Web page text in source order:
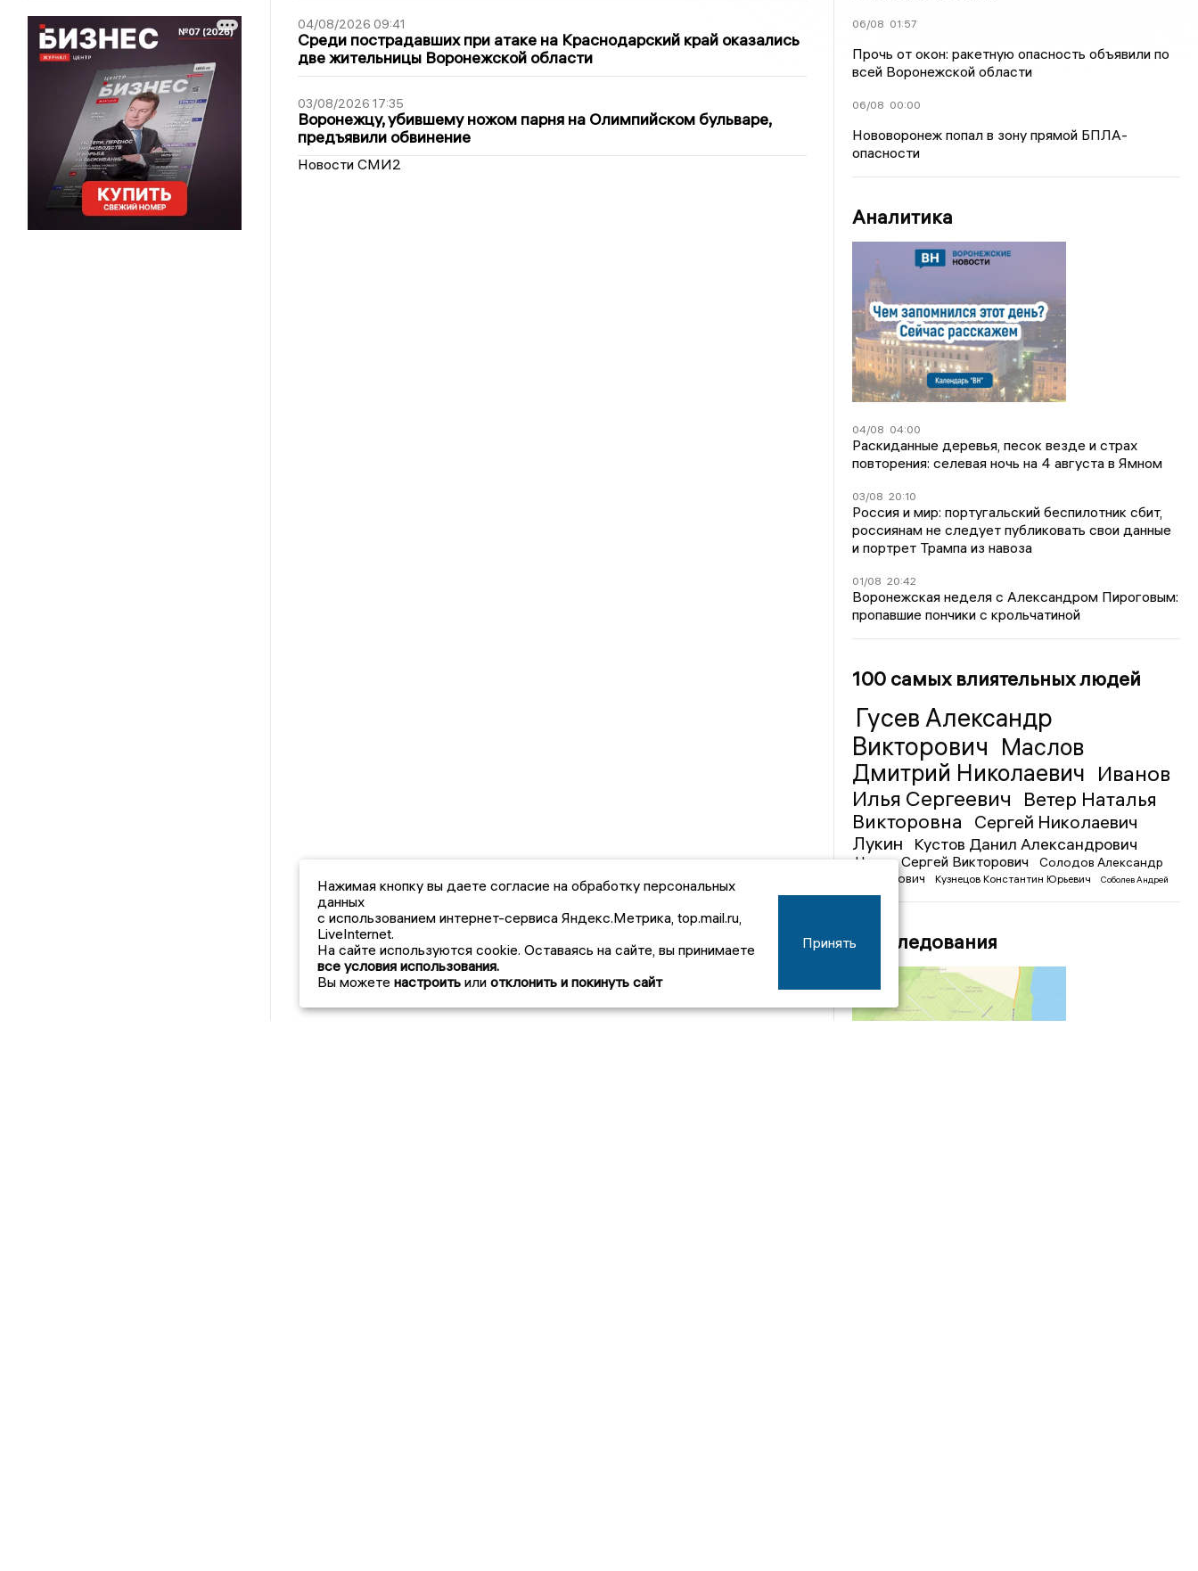
04/08/2026 09:41
Среди пострадавших при атаке на Краснодарский край оказались
две жительницы Воронежской области
03/08/2026 17:35
Воронежцу, убившему ножом парня на Олимпийском бульваре,
предъявили обвинение
Новости СМИ2
06/08 01:57
Прочь от окон: ракетную опасность объявили по
всей Воронежской области
06/08 00:00
Нововоронеж попал в зону прямой БПЛА-
опасности
Аналитика
04/08 04:00
Раскиданные деревья, песок везде и страх
повторения: селевая ночь на 4 августа в Ямном
03/08 20:10
Россия и мир: португальский беспилотник сбит,
россиянам не следует публиковать свои данные
и портрет Трампа из навоза
01/08 20:42
Воронежская неделя с Александром Пироговым:
пропавшие пончики с крольчатиной
100 самых влиятельных людей
Гусев Александр
Викторович Маслов
Дмитрий Николаевич Иванов
Илья Сергеевич
Ветер Наталья
Викторовна
Сергей Николаевич
Лукин
Кустов Данил Александрович
Чижов Сергей Викторович
Солодов Александр
Михайлович
Кузнецов Константин Юрьевич
Соболев Андрей
Иванович
Расследования
Нажимая кнопку вы даете согласие на обработку персональных
данных
с использованием интернет-сервиса Яндекс.Метрика, top.mail.ru,
LiveInternet.
На сайте используются cookie. Оставаясь на сайте, вы принимаете
все условия использования.
Вы можете настроить или отклонить и покинуть сайт
Принять